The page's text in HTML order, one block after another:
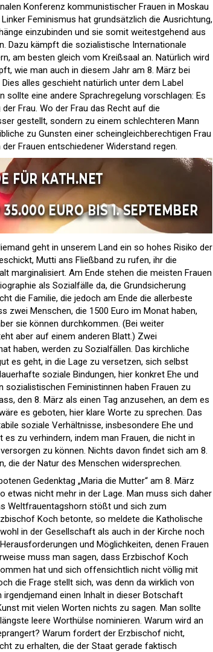
Konferenz kommunistischer Frauen in Moskau
Feminismus hat grundsätzlich die Ausrichtung,
einzubinden und sie somit weitestgehend aus
Dazu kämpft die sozialistische Internationale
am besten gleich vom Kreißsaal an. Natürlich wird
wie man auch in diesem Jahr am 8. März bei
alles geschieht natürlich unter dem Label
sollte eine andere Sprachregelung vorschlagen: Es
Frau. Wo der Frau das Recht auf die
gestellt, sondern zu einem schlechteren Mann
zu Gunsten einer scheingleichberechtigen Frau
Frauen entschiedener Widerstand regen.
geht in unserem Land ein so hohes Risiko der
Mutti ans Fließband zu rufen, ihr die
marginalisiert. Am Ende stehen die meisten Frauen
als Sozialfälle da, die Grundsicherung
die Familie, die jedoch am Ende die allerbeste
zwei Menschen, die 1500 Euro im Monat haben,
sie können durchkommen. (Bei weiter
aber auf einem anderen Blatt.) Zwei
haben, werden zu Sozialfällen. Das kirchliche
es geht, in die Lage zu versetzen, sich selbst
soziale Bindungen, hier konkret Ehe und
Feministinnen haben Frauen zu
den 8. März als einen Tag anzusehen, an dem es
es geboten, hier klare Worte zu sprechen. Das
soziale Verhältnisse, insbesondere Ehe und
zu verhindern, indem man Frauen, die nicht in
zu können. Nichts davon findet sich am 8.
die der Natur des Menschen widersprechen.
Gedenktag „Maria die Mutter“ am 8. März
etwas nicht mehr in der Lage. Man muss sich daher
Weltfrauentagshorn stößt und sich zum
Koch betonte, so meldete die Katholische
in der Gesellschaft als auch in der Kirche noch
und Möglichkeiten, denen Frauen
muss man sagen, dass Erzbischof Koch
hat und sich offensichtlich nicht völlig mit
die Frage stellt sich, was denn da wirklich von
einen Inhalt in dieser Botschaft
mit vielen Worten nichts zu sagen. Man sollte
leere Worthülse nominieren. Warum wird an
Warum fordert der Erzbischof nicht,
zu erhalten, die der Staat gerade faktisch